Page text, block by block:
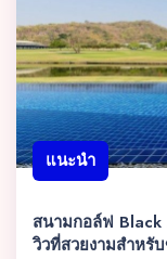
แนะนำ
สนามกอล์ฟ
วิวที่สวยงามสำหรั